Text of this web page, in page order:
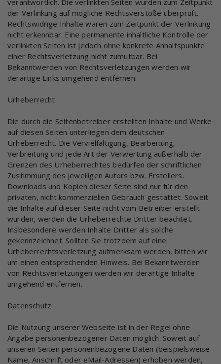
verantwortlich. Die verlinkten Seiten wurden zum Zeitpunkt
der Verlinkung auf mögliche Rechtsverstöße überprüft.
Rechtswidrige Inhalte waren zum Zeitpunkt der Verlinkung
nicht erkennbar. Eine permanente inhaltliche Kontrolle der
verlinkten Seiten ist jedoch ohne konkrete Anhaltspunkte
einer Rechtsverletzung nicht zumutbar. Bei
Bekanntwerden von Rechtsverletzungen werden wir
derartige Links umgehend entfernen.
Urheberrecht
Die durch die Seitenbetreiber erstellten Inhalte und Werke
auf diesen Seiten unterliegen dem deutschen
Urheberrecht. Die Vervielfältigung, Bearbeitung,
Verbreitung und jede Art der Verwertung außerhalb der
Grenzen des Urheberrechtes bedürfen der schriftlichen
Zustimmung des jeweiligen Autors bzw. Erstellers.
Downloads und Kopien dieser Seite sind nur für den
privaten, nicht kommerziellen Gebrauch gestattet. Soweit
die Inhalte auf dieser Seite nicht vom Betreiber erstellt
wurden, werden die Urheberrechte Dritter beachtet.
Insbesondere werden Inhalte Dritter als solche
gekennzeichnet. Sollten Sie trotzdem auf eine
Urheberrechtsverletzung aufmerksam werden, bitten wir
um einen entsprechenden Hinweis. Bei Bekanntwerden
von Rechtsverletzungen werden wir derartige Inhalte
umgehend entfernen.
Datenschutz
Die Nutzung unserer Webseite ist in der Regel ohne
Angabe personenbezogener Daten möglich. Soweit auf
unseren Seiten personenbezogene Daten (beispielsweise
Name, Anschrift oder eMail-Adressen) erhoben werden,